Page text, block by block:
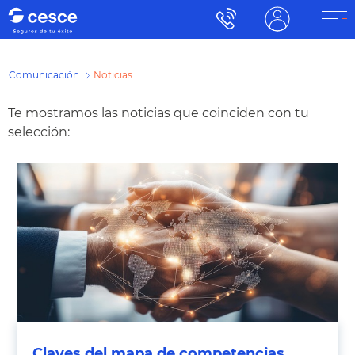
Comunicación Noticias
Te mostramos las noticias que coinciden con tu
selección: